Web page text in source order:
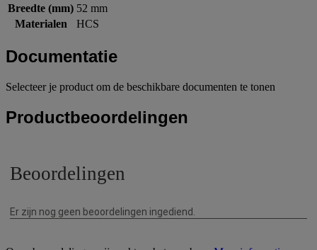
Breedte (mm) 52 mm
Materialen
HCS
Documentatie
Selecteer je product om de beschikbare documenten te tonen
Productbeoordelingen